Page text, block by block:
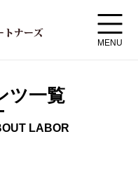
MENU
ツ一覧
LABOR